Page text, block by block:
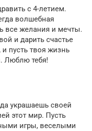
с 4-летием.
волшебная
все желания и мечты.
и дарить счастье
пусть твоя жизнь
Люблю тебя!
украшаешь своей
этот мир. Пусть
игры, веселыми